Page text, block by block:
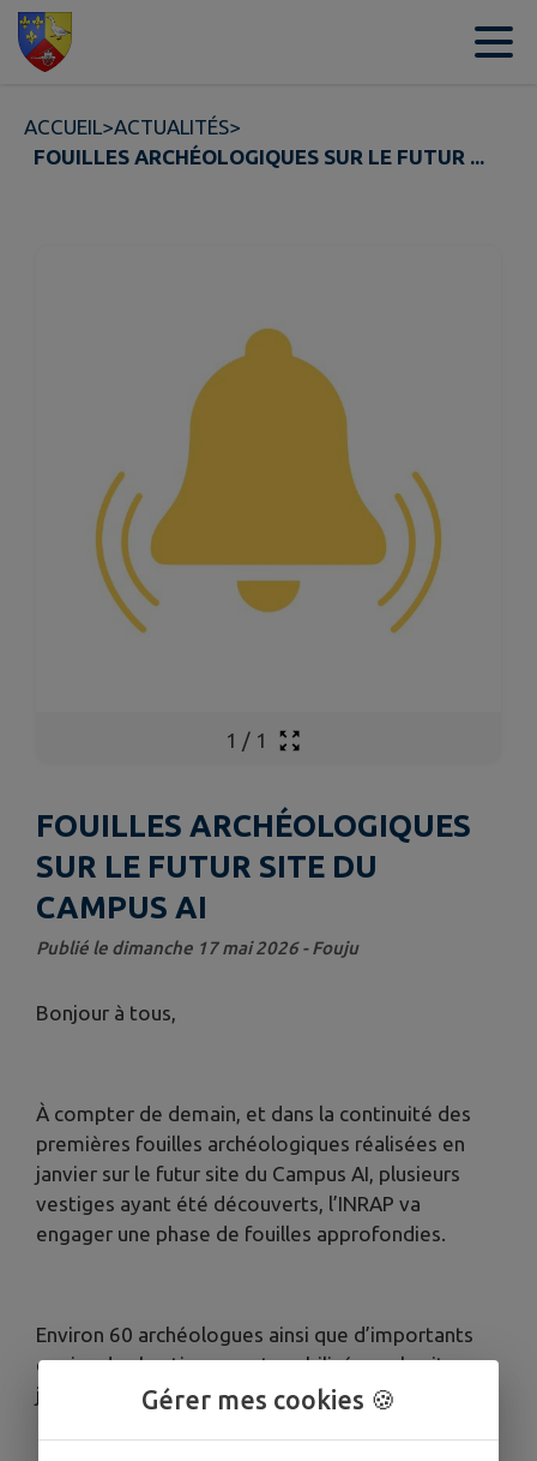
Contenu
ACCUEIL>ACTUALITÉS>
FOUILLES ARCHÉOLOGIQUES SUR LE FUTUR ...
1 / 1
FOUILLES ARCHÉOLOGIQUES
SUR LE FUTUR SITE DU
CAMPUS AI
Publié le dimanche 17 mai 2026 - Fouju
Bonjour à tous,
À compter de demain, et dans la continuité des
premières fouilles archéologiques réalisées en
janvier sur le futur site du Campus AI, plusieurs
vestiges ayant été découverts, l’INRAP va
engager une phase de fouilles approfondies.
Environ 60 archéologues ainsi que d’importants
engins de chantier seront mobilisés sur le site
jusqu’au mois de juillet.Gérer mes cookies 🍪